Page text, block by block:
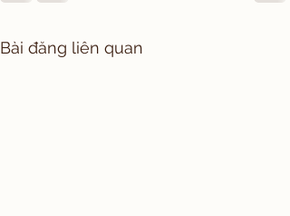
Bài đăng liên quan